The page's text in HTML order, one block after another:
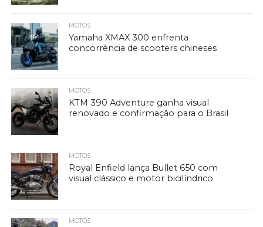
MOTOS
Yamaha XMAX 300 enfrenta
concorrência de scooters chineses
MOTOS
KTM 390 Adventure ganha visual
renovado e confirmação para o Brasil
MOTOS
Royal Enfield lança Bullet 650 com
visual clássico e motor bicilíndrico
MOTOS